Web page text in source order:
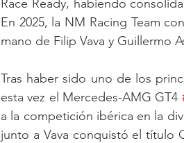
Race Ready, habiendo
En 2025, la NM Racing Team
mano de Filip Vava y Guillermo
Tras haber sido uno de los
esta vez el Mercedes-AMG GT4
a la competición ibérica en la
junto a Vava conquistó el título